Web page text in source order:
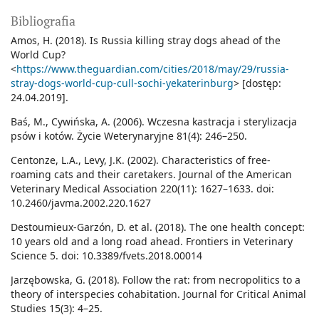
Bibliografia
Amos, H. (2018). Is Russia killing stray dogs ahead of the
World Cup?
<https://www.theguardian.com/cities/2018/may/29/russia-
stray-dogs-world-cup-cull-sochi-yekaterinburg> [dostęp:
24.04.2019].
Baś, M., Cywińska, A. (2006). Wczesna kastracja i sterylizacja
psów i kotów. Życie Weterynaryjne 81(4): 246–250.
Centonze, L.A., Levy, J.K. (2002). Characteristics of free-
roaming cats and their caretakers. Journal of the American
Veterinary Medical Association 220(11): 1627–1633. doi:
10.2460/javma.2002.220.1627
Destoumieux-Garzón, D. et al. (2018). The one health concept:
10 years old and a long road ahead. Frontiers in Veterinary
Science 5. doi: 10.3389/fvets.2018.00014
Jarzębowska, G. (2018). Follow the rat: from necropolitics to a
theory of interspecies cohabitation. Journal for Critical Animal
Studies 15(3): 4–25.